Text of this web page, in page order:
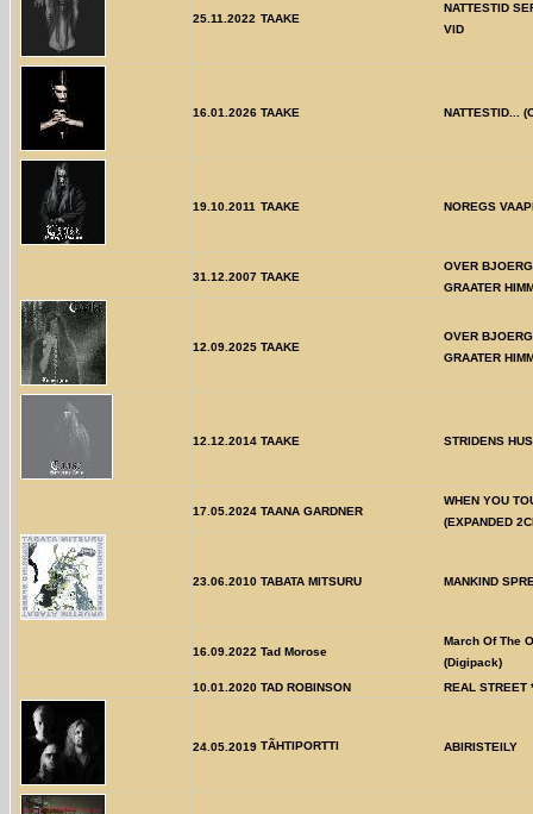
25.11.2022 TAAKE
NATTESTID
VID
16.01.2026 TAAKE NATTESTID...
19.10.2011 TAAKE NOREGS
31.12.2007 TAAKE
OVER
GRAATER
12.09.2025 TAAKE
OVER
GRAATER
12.12.2014 TAAKE STRIDENS HUS
17.05.2024 TAANA GARDNER
WHEN YOU
(EXPANDED
23.06.2010 TABATA MITSURU MANKIND
16.09.2022 Tad Morose
March Of The
(Digipack)
10.01.2020 TAD ROBINSON REAL STREET
24.05.2019 TÃHTIPORTTI ABIRISTEILY